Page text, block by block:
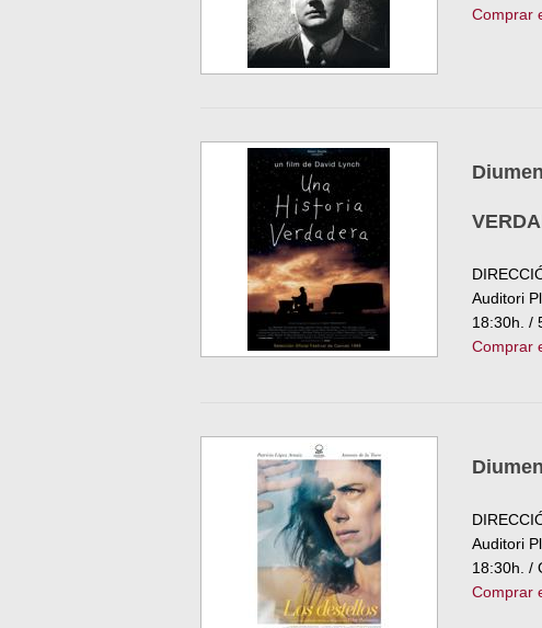
Comprar
Auditori
18:30h. /
Comprar
Auditori
18:30h. /
Comprar